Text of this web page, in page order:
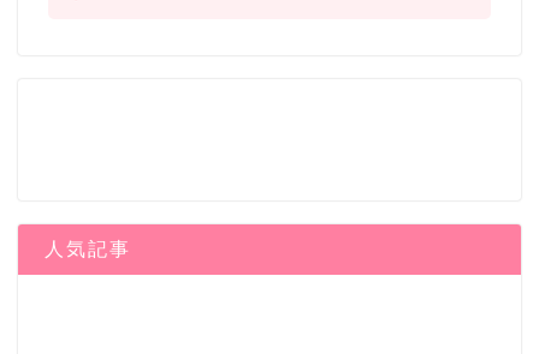
人気記事